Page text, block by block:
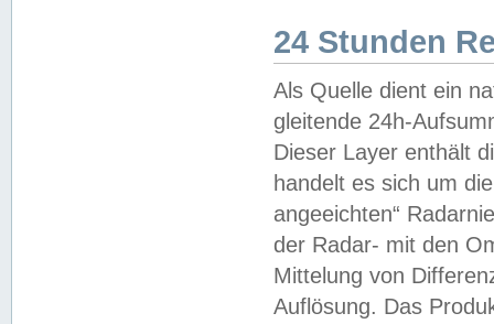
24 Stunden
Als Quelle dient ein
gleitende 24h-
Dieser Layer enthält
handelt es sich um
angeeichten“
der Radar- mit den
Mittelung von
Auflösung. Das